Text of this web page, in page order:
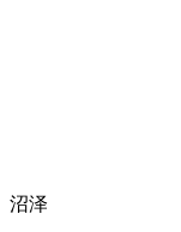
沼泽